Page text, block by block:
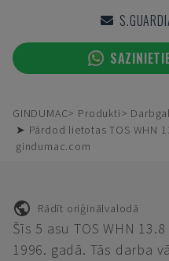
GINDUMAC Produkti
➤ Pārdod lietotas TOS WHN
gindumac.com
Rādīt oriģinālvalodā
Šīs 5 asu TOS WHN
1996. gadā. Tās darba